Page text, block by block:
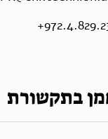
בתקשורת